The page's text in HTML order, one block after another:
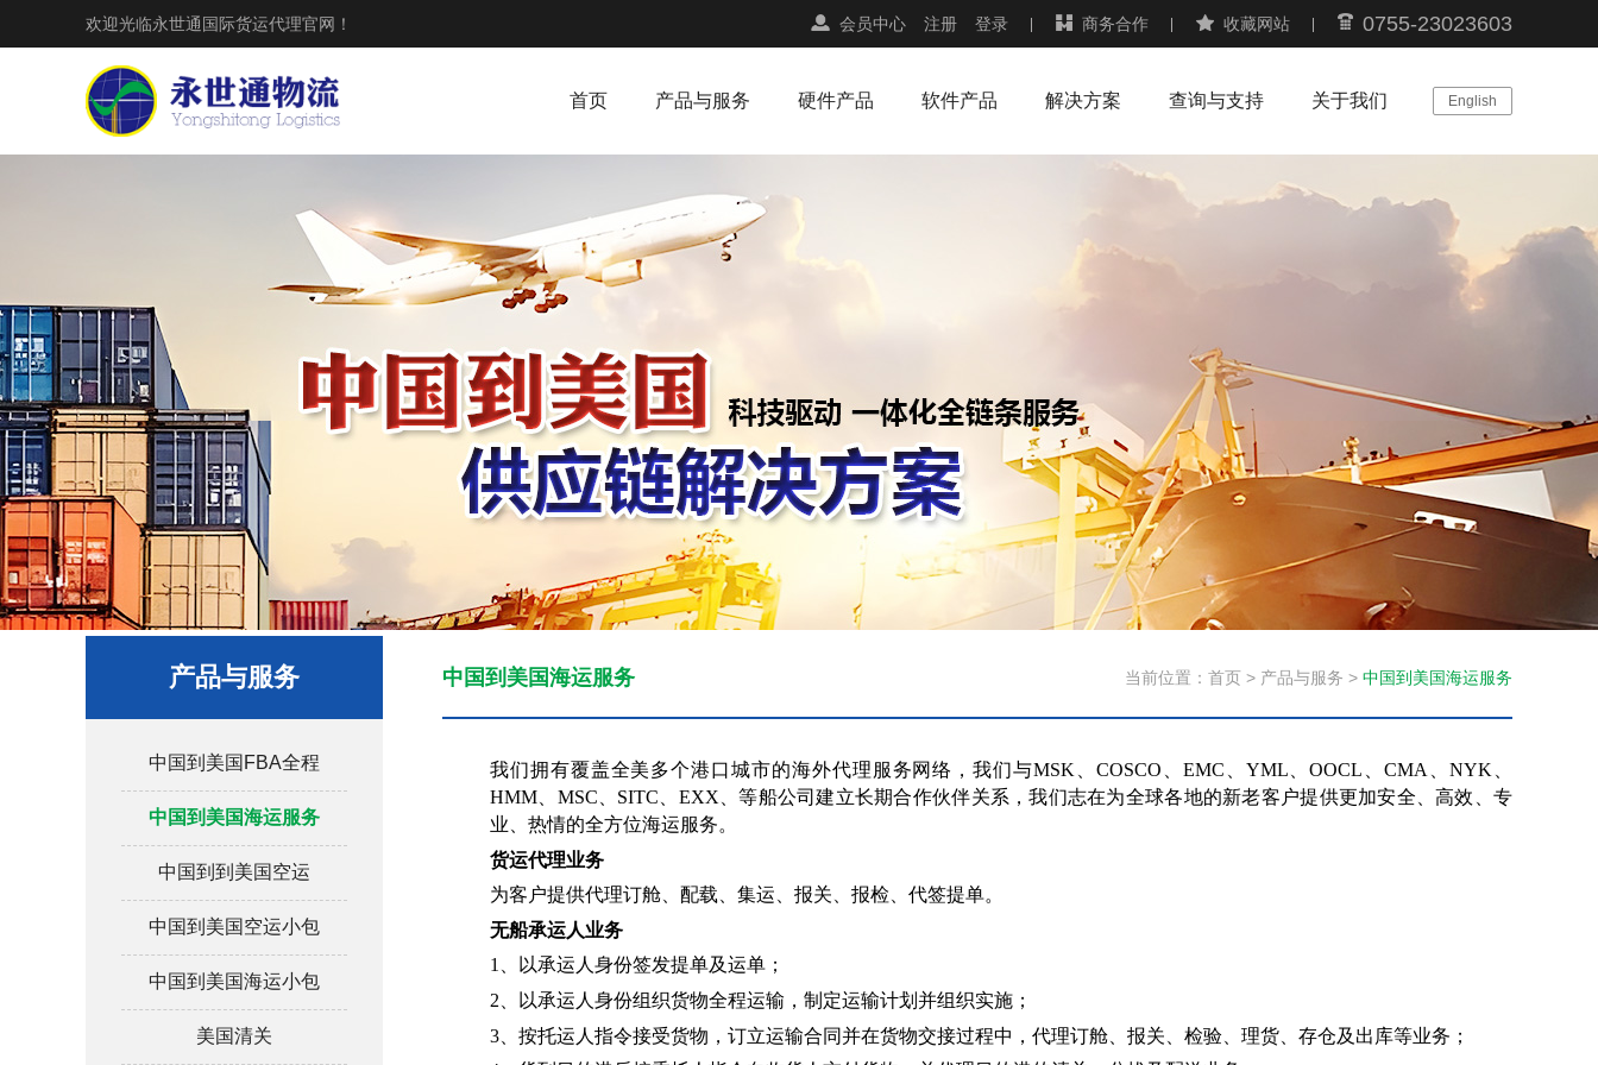
欢迎光临永世通国际货运代理官网！ 会员中心 注册 登录 商务合作 收藏网站 0755-23023603
首页 产品与服务 硬件产品 软件产品 解决方案 查询与支持 关于我们 English
产品与服务
中国到美国FBA全程
中国到美国海运服务
中国到到美国空运
中国到美国空运小包
中国到美国海运小包
美国清关
中国到美国海运服务 当前位置： 首页 > 产品与服务 > 中国到美国海运服务
我们拥有覆盖全美多个港口城市的海外代理服务网络，我们与MSK、COSCO、EMC、YML、OOCL、CMA、NYK、
HMM、MSC、SITC、 EXX 、等船公司建立长期合作伙伴关系，我们志在为全球各地的新老客户提供更加安全、高效、专
业、热情的全方位海运服务。
货运代理业务
为客户提供代理订舱、配载、集运、报关、报检、代签提单。
无船承运人业务
1、以承运人身份签发提单及运单；
2、以承运人身份组织货物全程运输，制定运输计划并组织实施；
3、按托运人指令接受货物，订立运输合同并在货物交接过程中，代理订舱、报关、检验、理货、存仓及出库等业务；